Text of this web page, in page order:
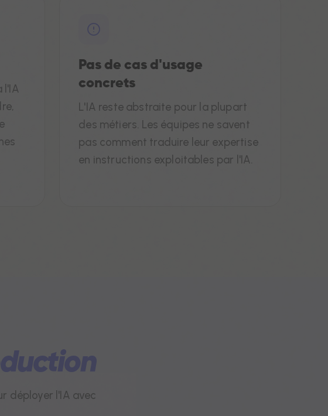
l'IA
Pas de cas d'usage
concrets
L'IA reste abstraite pour la plupart
des métiers. Les équipes ne savent
pas comment traduire leur expertise
en instructions exploitables par l'IA.
déployer l'IA avec